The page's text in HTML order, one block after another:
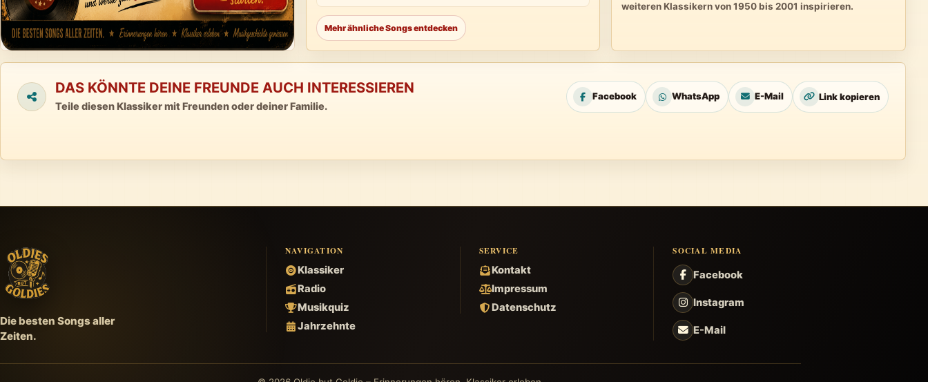
Mehr ähnliche Songs entdecken
weiteren Klassikern von 1950 bis 2001 inspirieren.
DAS KÖNNTE DEINE FREUNDE AUCH INTERESSIEREN
Teile diesen Klassiker mit Freunden oder deiner Familie.
Facebook WhatsApp E-Mail Link kopieren
Die besten Songs aller
Zeiten.
NAVIGATION
Klassiker
Radio
Musikquiz
Jahrzehnte
SERVICE
Kontakt
Impressum
Datenschutz
SOCIAL MEDIA
Facebook
Instagram
E-Mail